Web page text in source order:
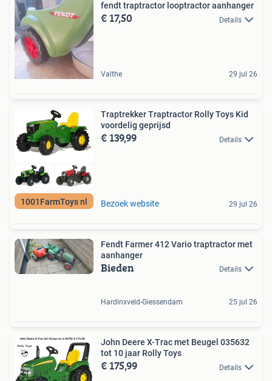
fendt traptractor looptractor aanhanger
€ 17,50 Details
Valthe 29 jul 26
1001FarmToys nl
Traptrekker Traptractor Rolly Toys Kid
voordelig geprijsd
€ 139,99 Details
Bezoek website 29 jul 26
Fendt Farmer 412 Vario traptractor met
aanhanger
Bieden Details
Hardinxveld-Giessendam 25 jul 26
John Deere X-Trac met Beugel 035632
tot 10 jaar Rolly Toys
€ 175,99 Details